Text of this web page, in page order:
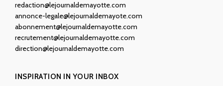
redaction@lejournaldemayotte.com
annonce-legale@lejournaldemayote.com
abonnement@lejournaldemayotte.com
recrutement@lejournaldemayotte.com
direction@lejournaldemayotte.com
INSPIRATION IN YOUR INBOX